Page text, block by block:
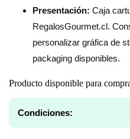
Presentación: Caja
RegalosGourmet.cl.
personalizar gráfica de
packaging disponibles.
Producto disponible para
Condiciones: